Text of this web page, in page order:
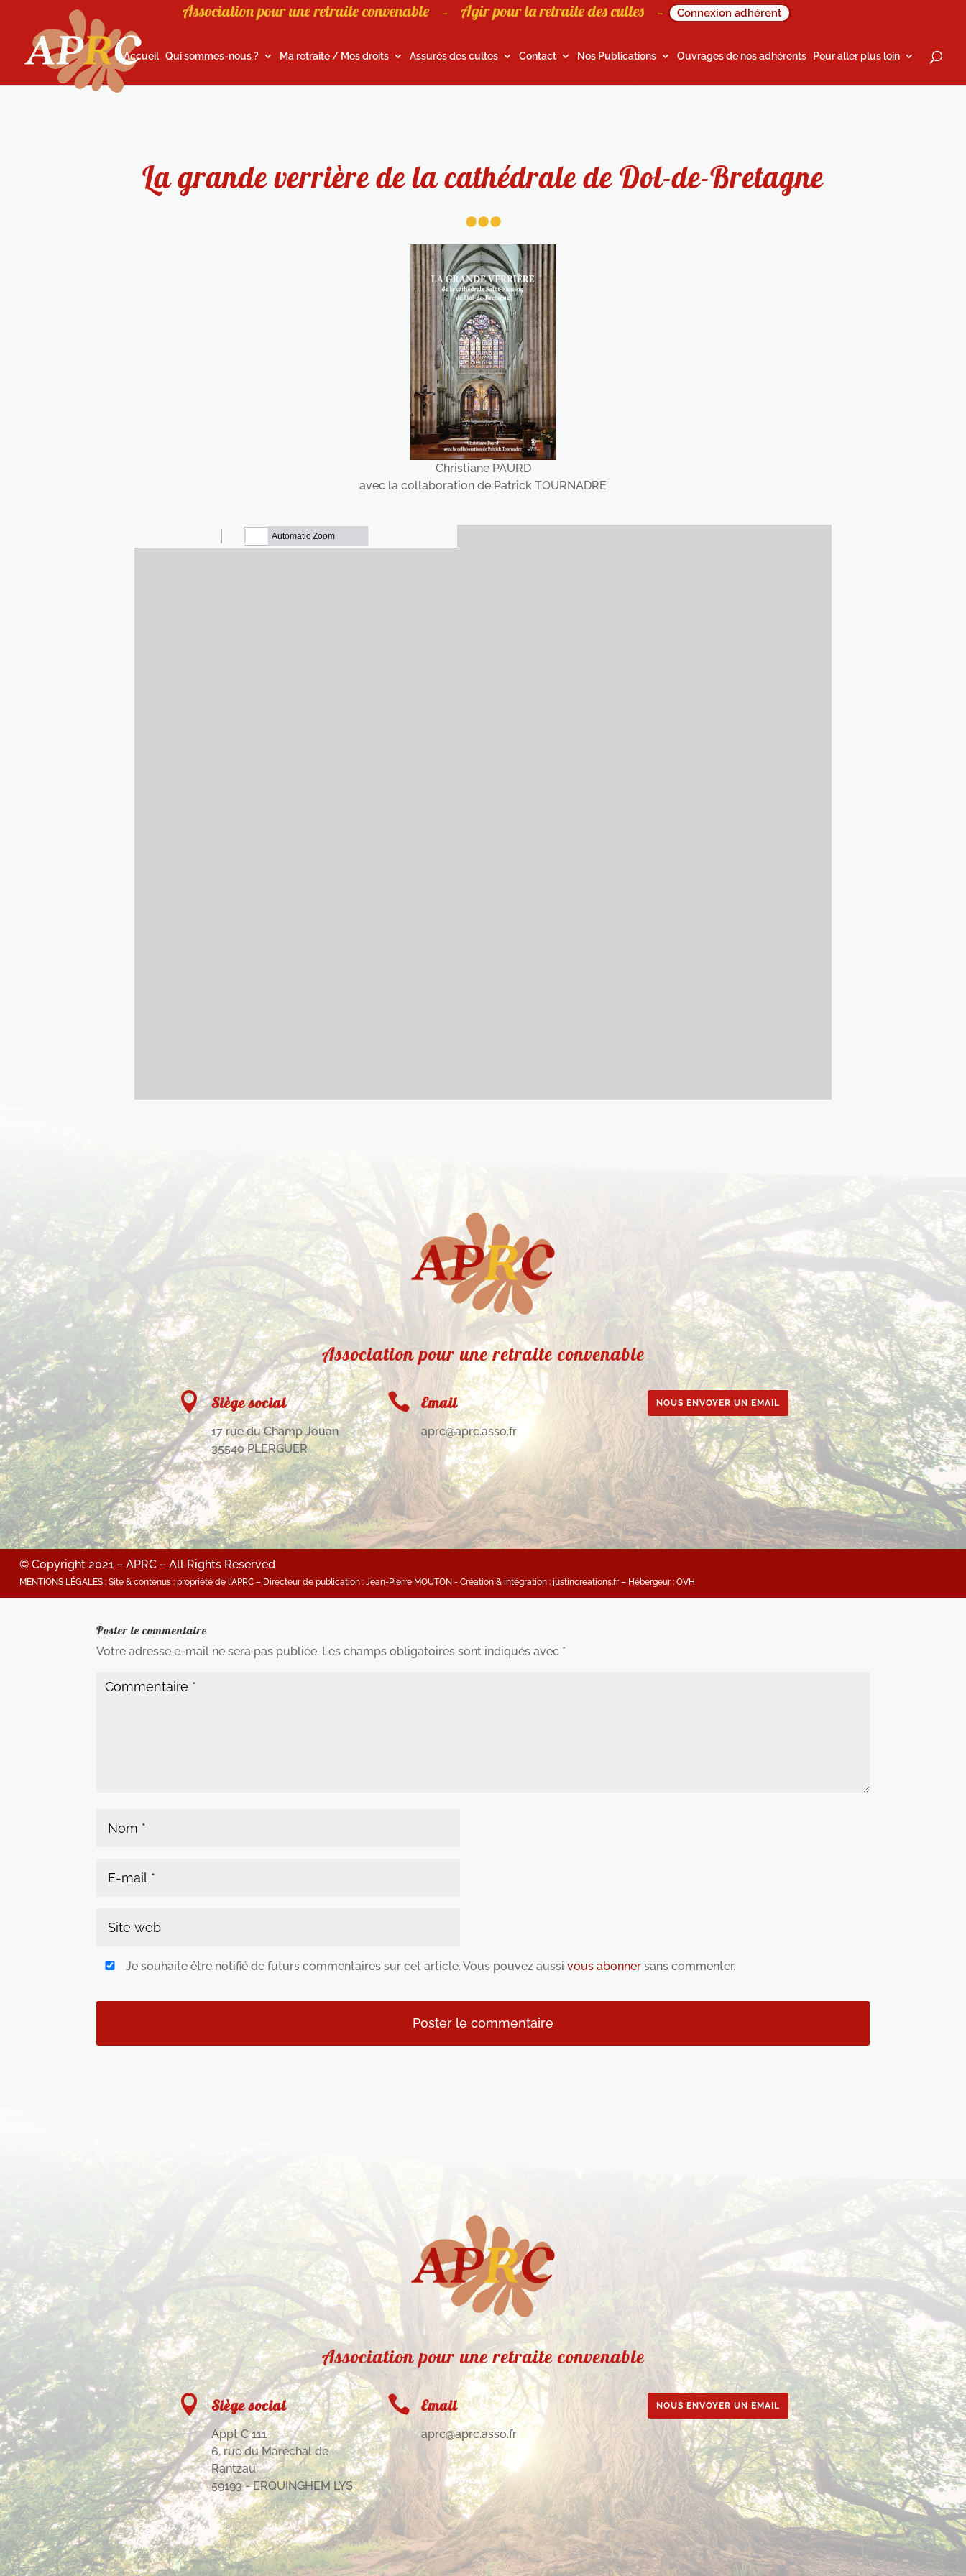
Association pour une retraite convenable – Agir pour la retraite des cultes – Connexion adhérent
Accueil Qui sommes-nous ? Ma retraite / Mes droits Assurés des cultes Contact Nos Publications Ouvrages de nos adhérents Pour aller plus loin
La grande verrière de la cathédrale de Dol-de-Bretagne
...
Christiane PAURD
avec la collaboration de Patrick TOURNADRE
Association pour une retraite convenable
 Siège social
17 rue du Champ Jouan
35540 PLERGUER
 Email
aprc@aprc.asso.fr
NOUS ENVOYER UN EMAIL
© Copyright 2021 – APRC – All Rights Reserved
MENTIONS LÉGALES : Site & contenus : propriété de l'APRC – Directeur de publication : Jean-Pierre MOUTON - Création & intégration : justincreations.fr – Hébergeur : OVH
Poster le commentaire
Votre adresse e-mail ne sera pas publiée. Les champs obligatoires sont indiqués avec *
Je souhaite être notifié de futurs commentaires sur cet article. Vous pouvez aussivous abonner sans commenter.
Association pour une retraite convenable
 Siège social
Appt C 111
6, rue du Maréchal de
Rantzau
59193 - ERQUINGHEM LYS
 Email
aprc@aprc.asso.fr
NOUS ENVOYER UN EMAIL